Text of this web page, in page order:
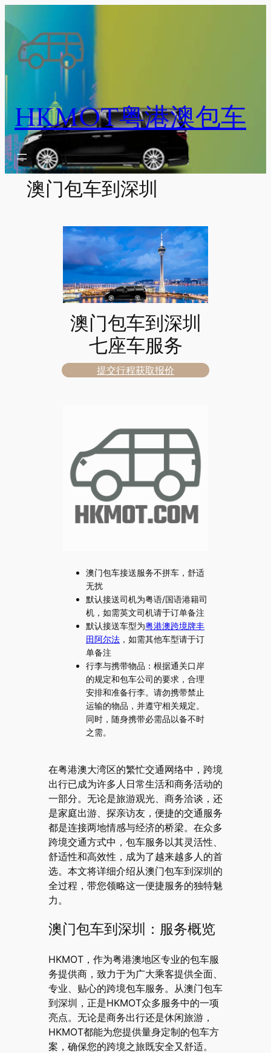
至
HKMOT粤港澳包车
澳门包车到深圳
澳门包车到深圳
七座车服务
提交行程获取报价
澳门包车接送服务不拼车，舒适
无扰
默认接送司机为粤语/国语港籍司
机，如需英文司机请于订单备注
默认接送车型为粤港澳跨境牌丰
田阿尔法 ，如需其他车型请于订
单备注
行李与携带物品：根据通关口岸
的规定和包车公司的要求，合理
安排和准备行李。请勿携带禁止
运输的物品，并遵守相关规定。
同时，随身携带必需品以备不时
之需。
在粤港澳大湾区的繁忙交通网络中，跨境
出行已成为许多人日常生活和商务活动的
一部分。无论是旅游观光、商务洽谈，还
是家庭出游、探亲访友，便捷的交通服务
都是连接两地情感与经济的桥梁。在众多
跨境交通方式中，包车服务以其灵活性、
舒适性和高效性，成为了越来越多人的首
选。本文将详细介绍从澳门包车到深圳的
全过程，带您领略这一便捷服务的独特魅
力。
澳门包车到深圳：服务概览
HKMOT，作为粤港澳地区专业的包车服
务提供商，致力于为广大乘客提供全面、
专业、贴心的跨境包车服务。从澳门包车
到深圳，正是HKMOT众多服务中的一项
亮点。无论是商务出行还是休闲旅游，
HKMOT都能为您提供量身定制的包车方
案，确保您的跨境之旅既安全又舒适。